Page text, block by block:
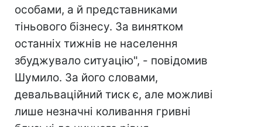
особами, а й представниками
тіньового бізнесу. За винятком
останніх тижнів не населення
збуджувало ситуацію", - повідомив
Шумило. За його словами,
девальваційний тиск є, але можливі
лише незначні коливання гривні